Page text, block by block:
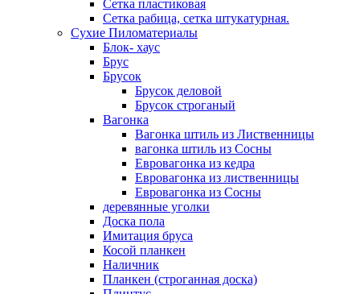
Сетка пластиковая
Сетка рабица, сетка штукатурная.
Сухие Пиломатериалы
Блок- хаус
Брус
Брусок
Брусок деловой
Брусок строганый
Вагонка
Вагонка штиль из Лиственницы
вагонка штиль из Сосны
Евровагонка из кедра
Евровагонка из лиственницы
Евровагонка из Сосны
деревянные уголки
Доска пола
Имитация бруса
Косой планкен
Наличник
Планкен (строганная доска)